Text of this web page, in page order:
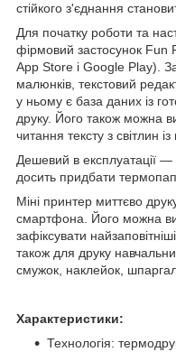
стійкого з'єднання
Для початку роботи та
фірмовий застосунок Fun
App Store і Google Play).
малюнків, текстовий
у ньому є база даних із
друку. Його також можна
читання тексту з світлин
Дешевий в експлуатації
досить придбати
Міні принтер миттєво
смартфона. Його можна
зафіксувати
також для друку
смужок, наклейок,
Характеристики:
Технологія: